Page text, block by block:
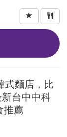
式麵店，比
台中中科
推薦